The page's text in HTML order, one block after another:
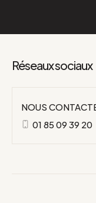
Réseaux sociaux
NOUS
01 85 09 39 20